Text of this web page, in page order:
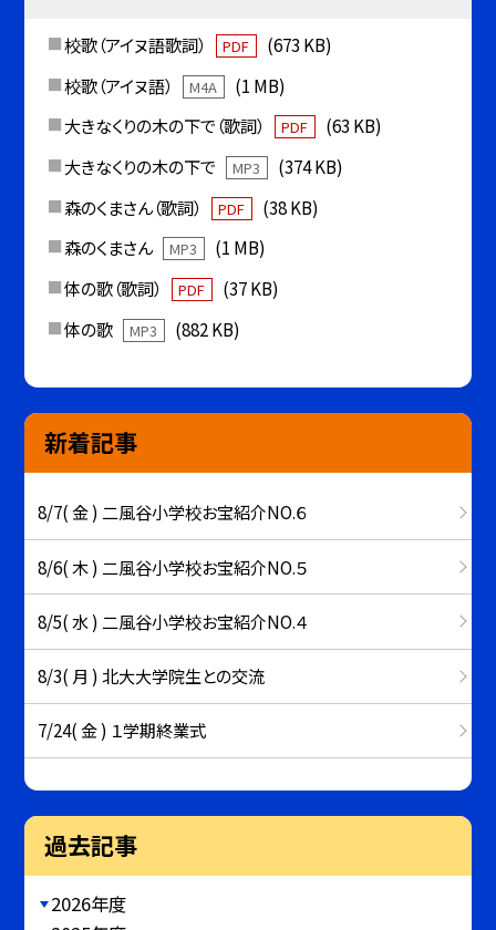
校歌（アイヌ語歌詞） PDF
(673 KB)
校歌（アイヌ語）
M4A
(1 MB)
大きなくりの木の下で（歌詞）
PDF
(63 KB)
大きなくりの木の下で
MP3
(374 KB)
森のくまさん（歌詞）
PDF
(38 KB)
森のくまさん
MP3
(1 MB)
体の歌（歌詞）
PDF
(37 KB)
体の歌
MP3 (882 KB)
新着記事
8/7( 金 ) 二風谷小学校お宝紹介NO.６
8/6( 木 ) 二風谷小学校お宝紹介NO.５
8/5( 水 ) 二風谷小学校お宝紹介NO.４
8/3( 月 ) 北大大学院生との交流
7/24( 金 ) １学期終業式
過去記事
2026年度